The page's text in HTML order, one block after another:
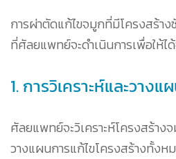
การผ่าตัดแก้ไขจมูกที่มีโครงสร้า
ที่ศัลยแพทย์จะดำเนินการเพื่อให้
1. การวิเคราะห์และวางแ
ศัลยแพทย์จะวิเคราะห์โครงสร้าง
วางแผนการแก้ไขโครงสร้างทั้งห